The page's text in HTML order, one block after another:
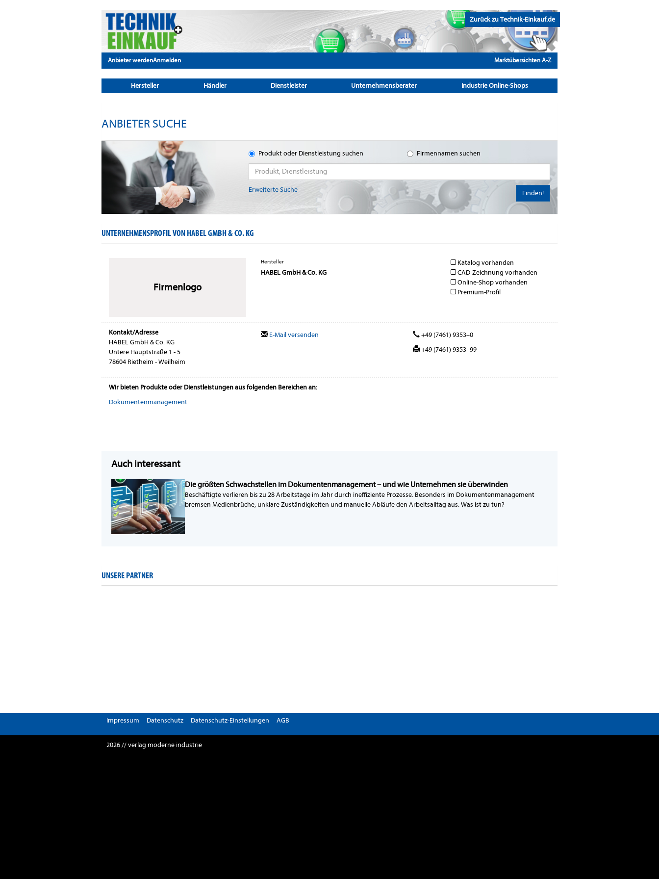
Zurück zu Technik-Einkauf.de
Anbieter werdenAnmelden Marktübersichten A-Z
Hersteller Händler Dienstleister Unternehmensberater Industrie Online-Shops
ANBIETER SUCHE
Produkt oder Dienstleistung suchen Firmennamen suchen
Erweiterte Suche Finden!
UNTERNEHMENSPROFIL VON HABEL GMBH & CO. KG
Firmenlogo
Hersteller
HABEL GmbH & Co. KG
Katalog vorhanden
CAD-Zeichnung vorhanden
Online-Shop vorhanden
Premium-Profil
Kontakt/Adresse
HABEL GmbH & Co. KG
Un­te­re Haupt­stra­ße 1 - 5
78604 Riet­heim - Weil­heim
E-Mail versenden
+49 (7461) 9353 –0
+49 (7461) 9353–99
Wir bieten Produkte oder Dienstleistungen aus folgenden Bereichen an:
Dokumentenmanagement
Auch interessant
Die größten Schwachstellen im Dokumentenmanagement – und wie Unternehmen sie überwinden
Beschäftigte verlieren bis zu 28 Arbeitstage im Jahr durch ineffiziente Prozesse. Besonders im Dokumentenmanagement
bremsen Medienbrüche, unklare Zuständigkeiten und manuelle Abläufe den Arbeitsalltag aus. Was ist zu tun?
UNSERE PARTNER
Impressum Datenschutz Datenschutz-Einstellungen AGB
2026 // verlag moderne industrie